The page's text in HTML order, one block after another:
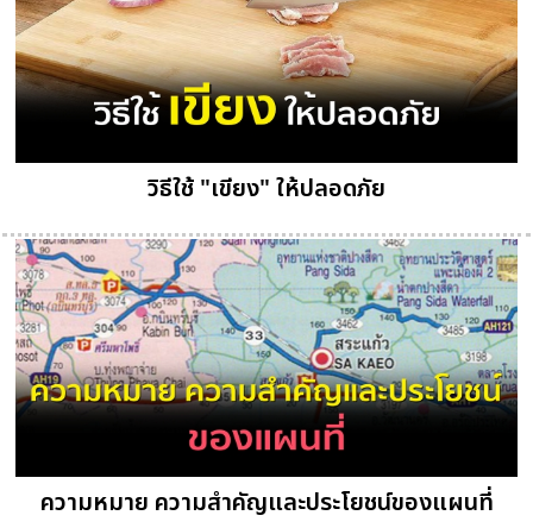
วิธีใช้ "เขียง" ให้ปลอดภัย
ความหมาย ความสำคัญและประโยชน์ของแผนที่